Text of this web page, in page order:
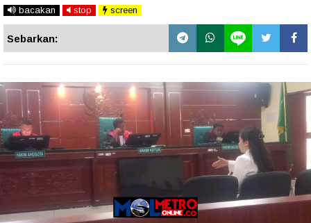
bacakan stop screen
Sebarkan: